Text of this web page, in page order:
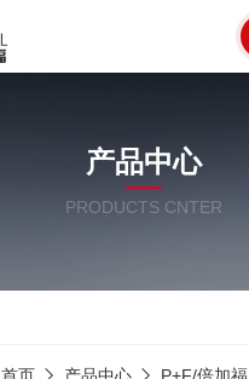
产品中心
PRODUCTS CNTER